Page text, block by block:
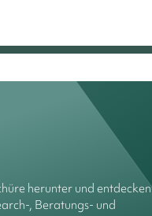
herunter und entdecken
, Beratungs- und